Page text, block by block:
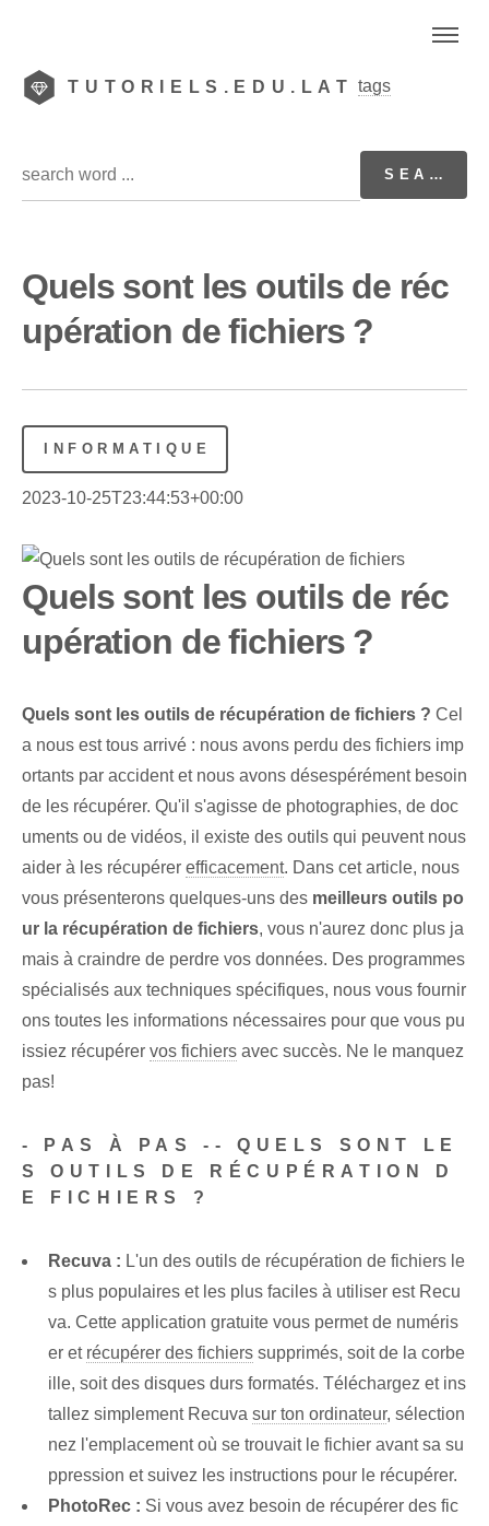
TUTORIELS.EDU.LAT tags
Quels sont les outils de réc
upération de fichiers ?
INFORMATIQUE
2023-10-25T23:44:53+00:00
Quels sont les outils de réc
upération de fichiers ?
Quels sont les outils de récupération de fichiers ? Cel
a nous est tous arrivé : nous avons perdu des fichiers imp
ortants par accident et nous avons désespérément besoin
de les récupérer. Qu'il s'agisse de photographies, de doc
uments ou de vidéos, il existe des outils qui peuvent nous
aider à les récupérer efficacement. Dans cet article, nous
vous présenterons quelques-uns des meilleurs outils po
ur la récupération de fichiers, vous n'aurez donc plus ja
mais à craindre de perdre vos données. Des programmes
spécialisés aux techniques spécifiques, nous vous fournir
ons toutes les informations nécessaires pour que vous pu
issiez récupérer vos fichiers avec succès. Ne le manquez
pas!
-
PAS À PAS -- QUELS SONT LE
S OUTILS DE RÉCUPÉRATION D
E FICHIERS ?
Recuva : L'un des outils de récupération de fichiers le
s plus populaires et les plus faciles à utiliser est Recu
va. Cette application gratuite vous permet de numéris
er et récupérer des fichiers supprimés, soit de la corbe
ille, soit des disques durs formatés. Téléchargez et ins
tallez simplement Recuva sur ton ordinateur, sélection
nez l'emplacement où se trouvait le fichier avant sa su
ppression et suivez les instructions pour le récupérer.
PhotoRec : Si vous avez besoin de récupérer des fic